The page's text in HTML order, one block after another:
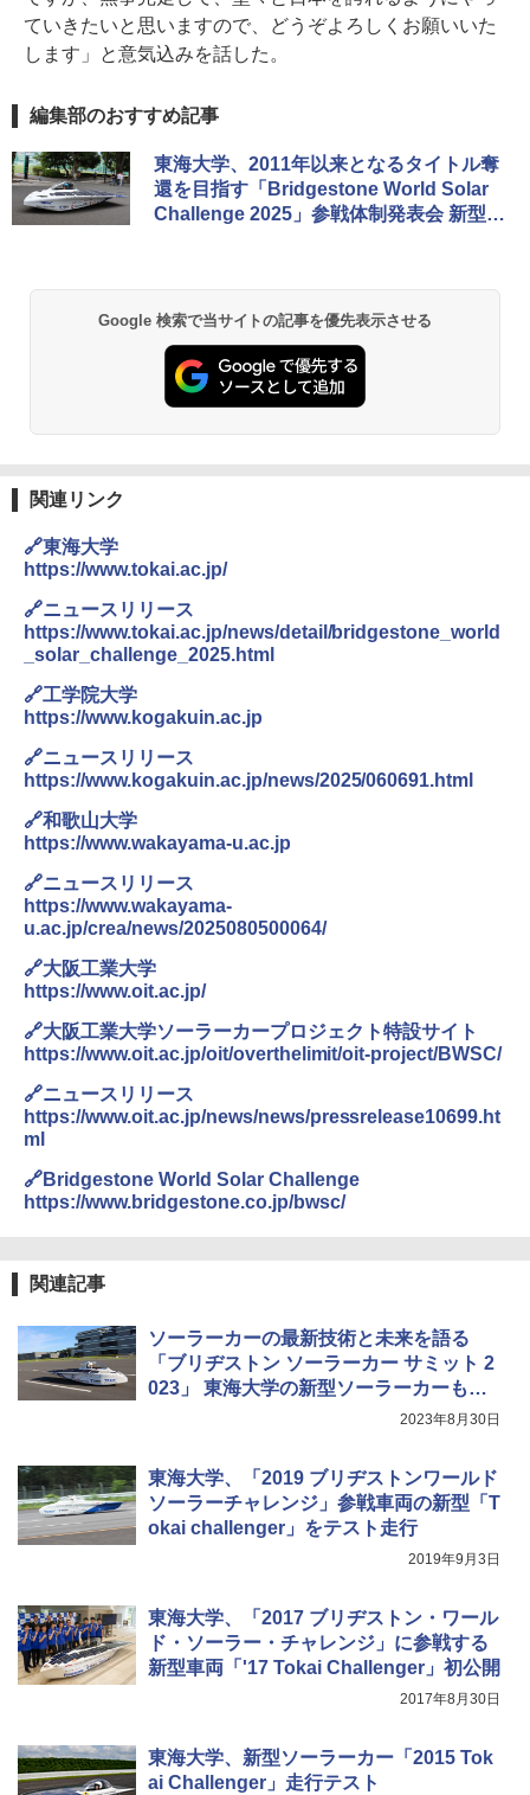
ていきたいと思いますので、どうぞよろしくお願いいた
します」と意気込みを話した。
編集部のおすすめ記事
東海大学、2011年以来となるタイトル奪
還を目指す「Bridgestone World Solar
Challenge 2025」参戦体制発表会 新型ソ
Google 検索で当サイトの記事を優先表示させる
関連リンク
🔗東海大学
https://www.tokai.ac.jp/
🔗ニュースリリース
https://www.tokai.ac.jp/news/detail/bridgestone_world
_solar_challenge_2025.html
🔗工学院大学
https://www.kogakuin.ac.jp
🔗ニュースリリース
https://www.kogakuin.ac.jp/news/2025/060691.html
🔗和歌山大学
https://www.wakayama-u.ac.jp
🔗ニュースリリース
https://www.wakayama-
u.ac.jp/crea/news/2025080500064/
🔗大阪工業大学
https://www.oit.ac.jp/
🔗大阪工業大学ソーラーカープロジェクト特設サイト
https://www.oit.ac.jp/oit/overthelimit/oit-project/BWSC/
🔗ニュースリリース
https://www.oit.ac.jp/news/news/pressrelease10699.ht
ml
🔗Bridgestone World Solar Challenge
https://www.bridgestone.co.jp/bwsc/
関連記事
ソーラーカーの最新技術と未来を語る
「ブリヂストン ソーラーカー サミット 2
023」 東海大学の新型ソーラーカーも試
2023年8月30日
東海大学、「2019 ブリヂストンワールド
ソーラーチャレンジ」参戦車両の新型「T
okai challenger」をテスト走行
2019年9月3日
東海大学、「2017 ブリヂストン・ワール
ド・ソーラー・チャレンジ」に参戦する
新型車両「'17 Tokai Challenger」初公開
2017年8月30日
東海大学、新型ソーラーカー「2015 Tok
ai Challenger」走行テスト